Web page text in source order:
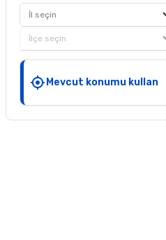
İl seçin
İlçe seçin
Mevcut konumu kullan